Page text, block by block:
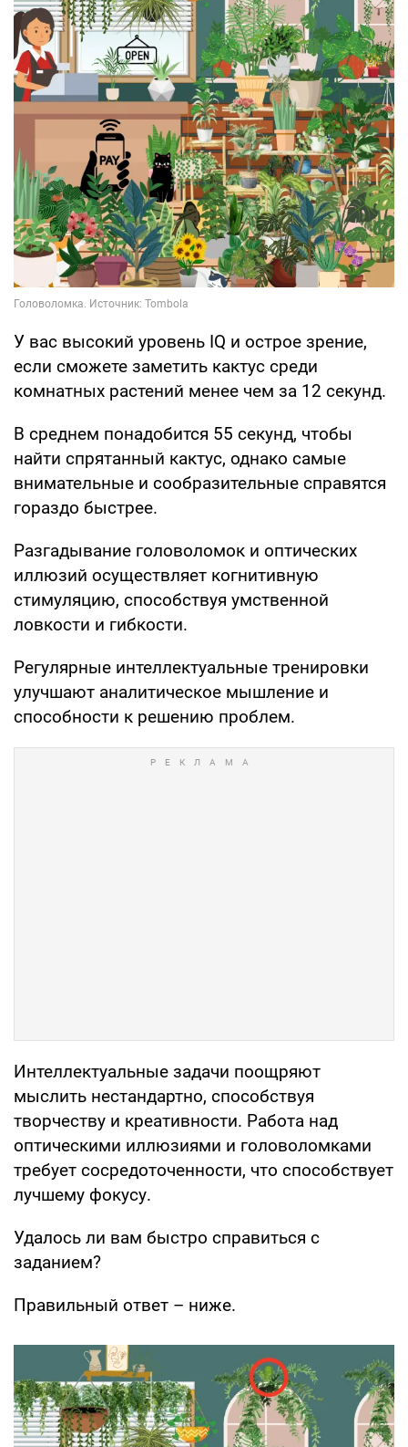
У вас высокий уровень IQ и острое зрение,
если сможете заметить кактус среди
комнатных растений менее чем за 12 секунд.
В среднем понадобится 55 секунд, чтобы
найти спрятанный кактус, однако самые
внимательные и сообразительные справятся
гораздо быстрее.
Разгадывание головоломок и оптических
иллюзий осуществляет когнитивную
стимуляцию, способствуя умственной
ловкости и гибкости.
Регулярные интеллектуальные тренировки
улучшают аналитическое мышление и
способности к решению проблем.
Интеллектуальные задачи поощряют
мыслить нестандартно, способствуя
творчеству и креативности. Работа над
оптическими иллюзиями и головоломками
требует сосредоточенности, что способствует
лучшему фокусу.
Удалось ли вам быстро справиться с
заданием?
Правильный ответ – ниже.